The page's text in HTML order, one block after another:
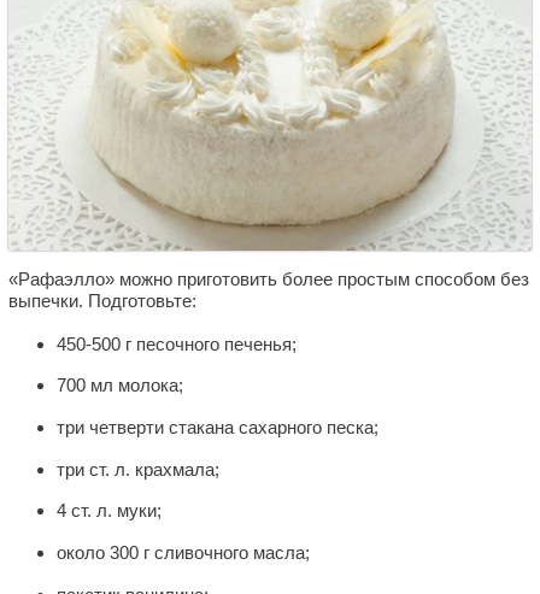
«Рафаэлло» можно приготовить более простым способом без
выпечки. Подготовьте:
450-500 г песочного печенья;
700 мл молока;
три четверти стакана сахарного песка;
три ст. л. крахмала;
4 ст. л. муки;
около 300 г сливочного масла;